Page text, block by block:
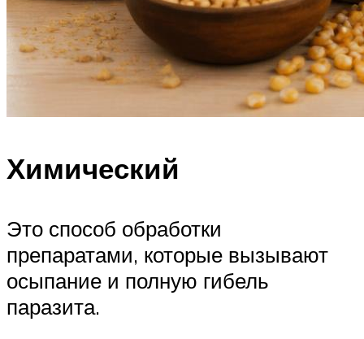
Химический
Это способ обработки
препаратами, которые вызывают
осыпание и полную гибель
паразита.